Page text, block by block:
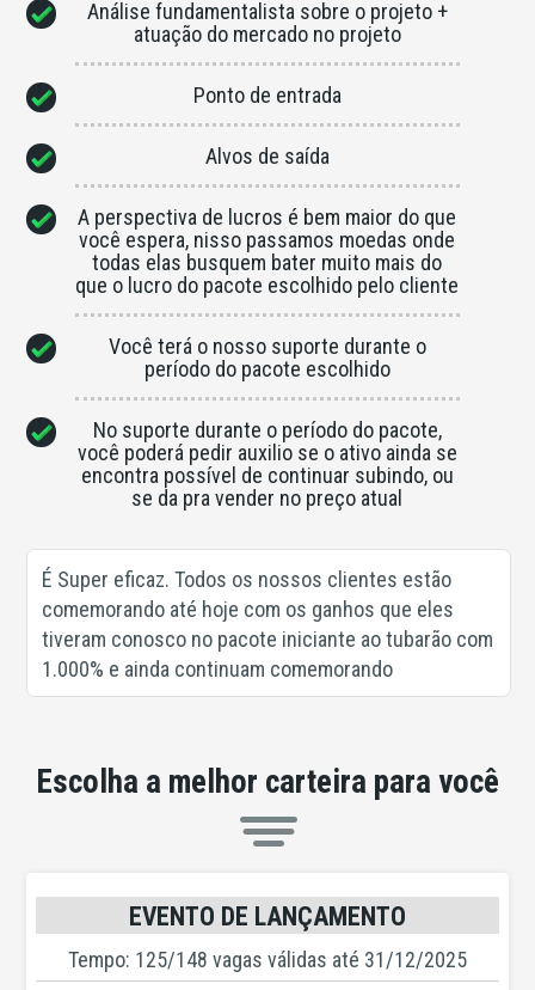
Análise fundamentalista sobre o projeto +
atuação do mercado no projeto
Ponto de entrada
Alvos de saída
A perspectiva de lucros é bem maior do que
você espera, nisso passamos moedas onde
todas elas busquem bater muito mais do
que o lucro do pacote escolhido pelo cliente
Você terá o nosso suporte durante o
período do pacote escolhido
No suporte durante o período do pacote,
você poderá pedir auxilio se o ativo ainda se
encontra possível de continuar subindo, ou
se da pra vender no preço atual
É Super eficaz. Todos os nossos clientes estão
comemorando até hoje com os ganhos que eles
tiveram conosco no pacote iniciante ao tubarão com
1.000% e ainda continuam comemorando
Escolha a melhor carteira para você
EVENTO DE LANÇAMENTO
Tempo: 125/148 vagas válidas até 31/12/2025